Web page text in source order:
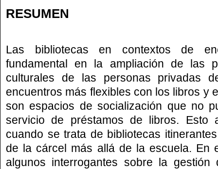
RESUMEN
Las bibliotecas en contextos de
fundamental en la ampliación de las
culturales de las personas privadas
encuentros más flexibles con los libros y
son espacios de socialización que no
servicio de préstamos de libros. Esto
cuando se trata de bibliotecas
de la cárcel más allá de la escuela. En
algunos interrogantes sobre la